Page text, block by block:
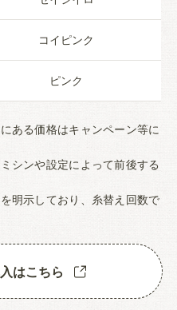
コイピンク
ピンク
ある価格はキャンペーン等に
シンや設定によって前後する
明示しており、糸替え回数で
はこちら